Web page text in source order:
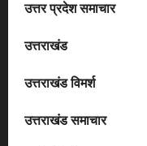
उत्तर प्रदेश समाचार
उत्तराखंड
उत्तराखंड विमर्श
उत्तराखंड समाचार